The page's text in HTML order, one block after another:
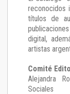
reconocidos
títulos de
digital,
artistas
Comité
Alejandra
Sociales